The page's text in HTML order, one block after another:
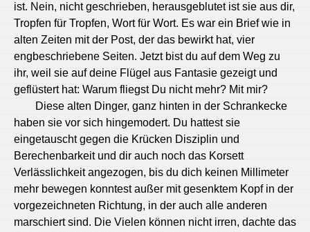
ist. Nein, nicht geschrieben, herausgeblutet ist sie aus dir,
Tropfen für Tropfen, Wort für Wort. Es war ein Brief wie in
alten Zeiten mit der Post, der das bewirkt hat, vier
engbeschriebene Seiten. Jetzt bist du auf dem Weg zu
ihr, weil sie auf deine Flügel aus Fantasie gezeigt und
geflüstert hat: Warum fliegst Du nicht mehr? Mit mir?
Diese alten Dinger, ganz hinten in der Schrankecke
haben sie vor sich hingemodert. Du hattest sie
eingetauscht gegen die Krücken Disziplin und
Berechenbarkeit und dir auch noch das Korsett
Verlässlichkeit angezogen, bis du dich keinen Millimeter
mehr bewegen konntest außer mit gesenktem Kopf in der
vorgezeichneten Richtung, in der auch alle anderen
marschiert sind. Die Vielen können nicht irren, dachte das